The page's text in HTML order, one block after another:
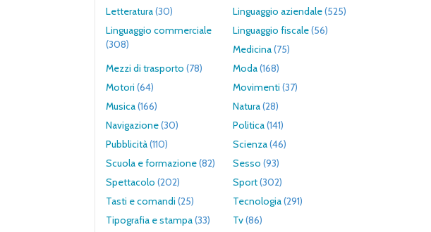
Letteratura(30) Linguaggio aziendale(525)
Linguaggio commerciale
(308)
Linguaggio fiscale(56)
Medicina(75)
Mezzi di trasporto (78) Moda(168)
Motori (64) Movimenti (37)
Musica(166) Natura(28)
Navigazione(30) Politica(141)
Pubblicità(110) Scienza(46)
Scuola e formazione(82) Sesso (93)
Spettacolo (202) Sport(302)
Tasti e comandi (25) Tecnologia(291)
Tipografia e stampa(33) Tv(86)